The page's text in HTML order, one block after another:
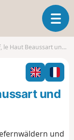
T
o
l
n
a
a
und Bois des Longues Mares
und
und